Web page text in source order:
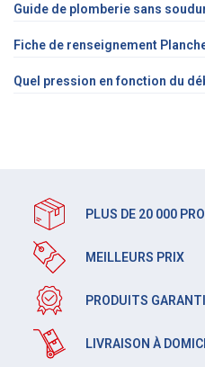
Guide de plomberie sans
Fiche de renseignement
Quel pression en fonction du
PLUS DE 20 000
MEILLEURS PRIX
PRODUITS
LIVRAISON À